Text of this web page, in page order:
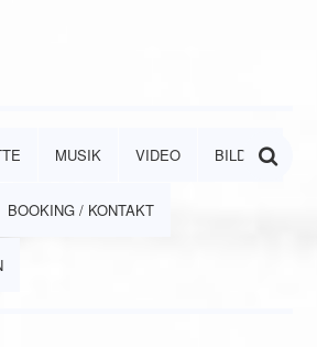
MUSIK VIDEO BILDER
BOOKING / KONTAKT